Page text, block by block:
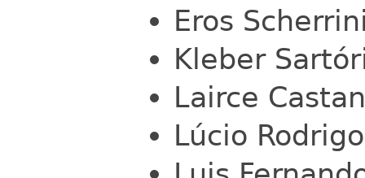
Eros
Kleber
Lairce
Lúcio